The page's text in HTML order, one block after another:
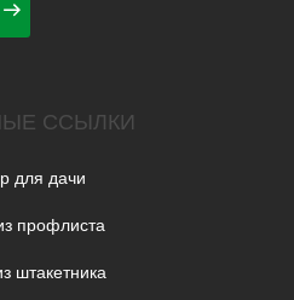
ССЫЛКИ
для дачи
профлиста
штакетника